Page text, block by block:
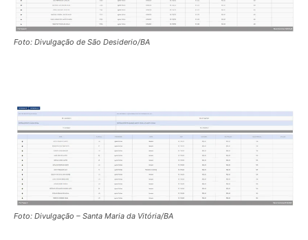
Foto: Divulgação de São Desiderio/BA
Foto: Divulgação – Santa Maria da Vitória/BA